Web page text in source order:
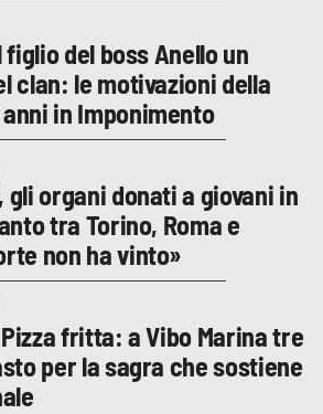
figlio del boss Anello un
clan: le motivazioni della
in Imponimento
gli organi donati a giovani in
tra Torino, Roma e
non ha vinto»
fritta: a Vibo Marina tre
per la sagra che sostiene